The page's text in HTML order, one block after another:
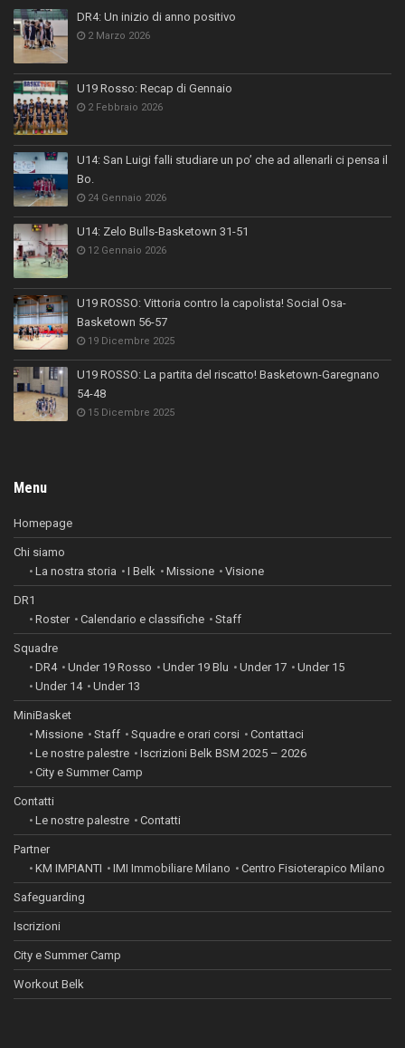
DR4: Un inizio di anno positivo
2 Marzo 2026
U19 Rosso: Recap di Gennaio
2 Febbraio 2026
U14: San Luigi falli studiare un po’ che ad allenarli ci pensa il
Bo.
24 Gennaio 2026
U14: Zelo Bulls-Basketown 31-51
12 Gennaio 2026
U19 ROSSO: Vittoria contro la capolista! Social Osa-
Basketown 56-57
19 Dicembre 2025
U19 ROSSO: La partita del riscatto! Basketown-Garegnano
54-48
15 Dicembre 2025
Menu
Homepage
Chi siamo
La nostra storia
I Belk Missione Visione
DR1
Roster
Calendario e classifiche Staff
Squadre
DR4
Under 19 Rosso Under 19 Blu Under 17
Under 15
Under 14
Under 13
MiniBasket
Missione
Staff Squadre e orari corsi
Contattaci
Le nostre palestre
Iscrizioni Belk BSM 2025 – 2026
City e Summer Camp
Contatti
Le nostre palestre
Contatti
Partner
KM IMPIANTI
IMI Immobiliare Milano Centro Fisioterapico Milano
Safeguarding
Iscrizioni
City e Summer Camp
Workout Belk